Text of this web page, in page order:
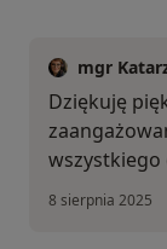
mgr
Dziękuję
wszystkiego
8 sierpnia 2025